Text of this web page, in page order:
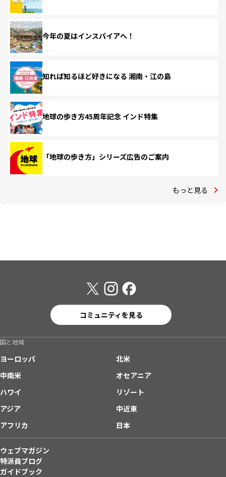
今年の夏はインスパイアへ！
知れば知るほど好きになる 湘南・江の島
地球の歩き方45周年記念 インド特集
「地球の歩き方」シリーズ広告のご案内
もっと見る
コミュニティを見る
国と地域
ヨーロッパ
北米
中南米
オセアニア
ハワイ
リゾート
アジア
中近東
アフリカ
日本
ウェブマガジン
特派員ブログ
ガイドブック